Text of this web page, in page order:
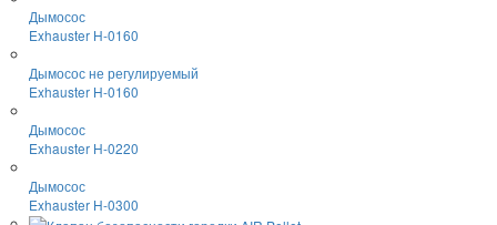
Дымосос
Exhauster H-0160
Дымосос не регулируемый
Exhauster H-0160
Дымосос
Exhauster H-0220
Дымосос
Exhauster H-0300